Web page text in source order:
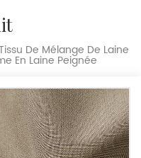
De Mélange De Laine
En Laine Peignée